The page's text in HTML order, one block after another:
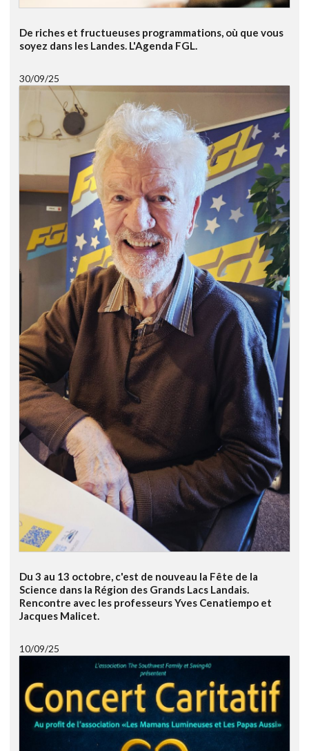
De riches et fructueuses programmations, où que vous
soyez dans les Landes. L'Agenda FGL.
30/09/25
Du 3 au 13 octobre, c'est de nouveau la Fête de la
Science dans la Région des Grands Lacs Landais.
Rencontre avec les professeurs Yves Cenatiempo et
Jacques Malicet.
10/09/25